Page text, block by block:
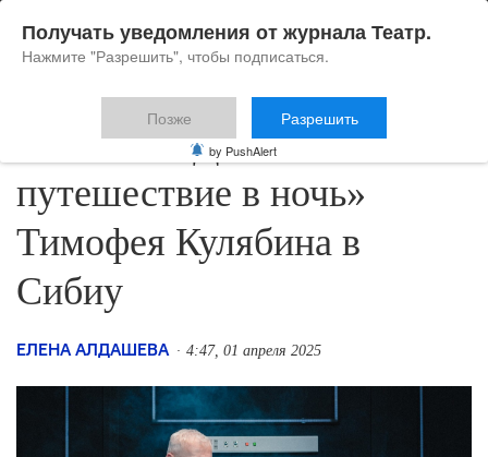
4.04 — * «Долгое
путешествие в ночь»
Тимофея Кулябина в
Сибиу
ЕЛЕНА АЛДАШЕВА 4:47, 01 апреля 2025
Получать уведомления от журнала Театр.
Нажмите "Разрешить", чтобы подписаться.
Позже Разрешить
by PushAlert